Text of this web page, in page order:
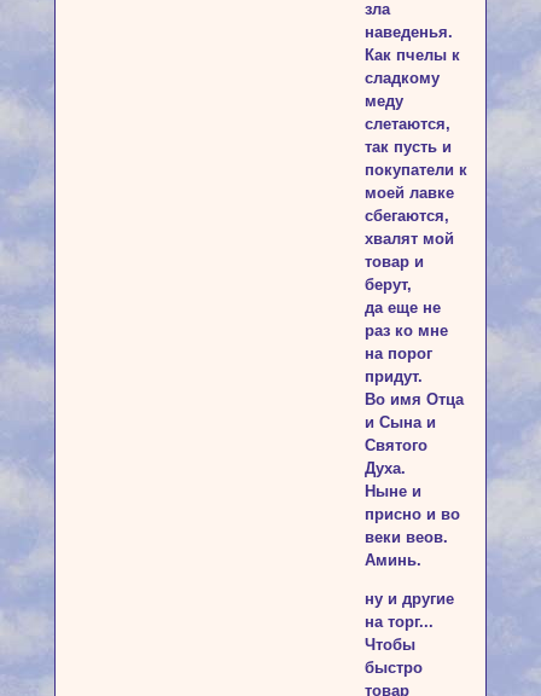
зла
наведенья.
Как пчелы к
сладкому
меду
слетаются,
так пусть и
покупатели к
моей лавке
сбегаются,
хвалят мой
товар и
берут,
да еще не
раз ко мне
на порог
придут.
Во имя Отца
и Сына и
Святого
Духа.
Ныне и
присно и во
веки веов.
Аминь.
ну и другие
на торг...
Чтобы
быстро
товар